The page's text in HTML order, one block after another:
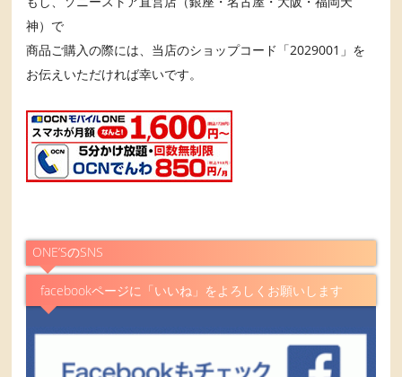
神）で
商品ご購入の際には、当店のショップコード「2029001」を
お伝えいただければ幸いです。
ONE’SのSNS
facebookページに「いいね」をよろしくお願いします